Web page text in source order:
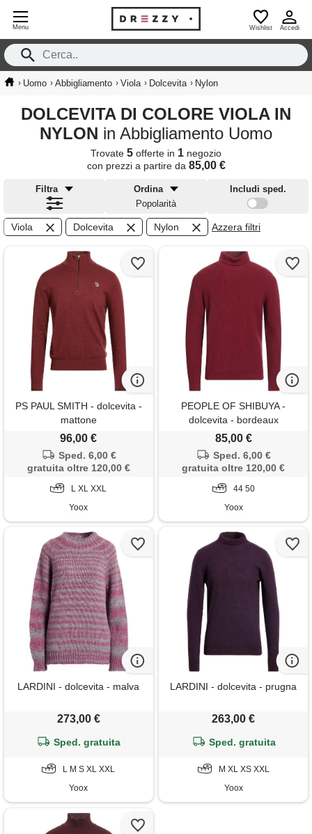
Menu Wishlist Accedi
› Uomo › Abbigliamento › Viola › Dolcevita › Nylon
DOLCEVITA DI COLORE VIOLA IN
NYLON in Abbigliamento Uomo
Trovate 5 offerte in 1 negozio
con prezzi a partire da 85,00 €
Filtra
Ordina
Popolarità
Includi sped.
Viola Dolcevita Nylon Azzera filtri
PS PAUL SMITH - dolcevita -
mattone
96,00 €
Sped. 6,00 €
gratuita oltre 120,00 €
L XL XXL
Yoox
PEOPLE OF SHIBUYA -
dolcevita - bordeaux
85,00 €
Sped. 6,00 €
gratuita oltre 120,00 €
44 50
Yoox
LARDINI - dolcevita - malva
273,00 €
Sped. gratuita
L M S XL XXL
Yoox
LARDINI - dolcevita - prugna
263,00 €
Sped. gratuita
M XL XS XXL
Yoox